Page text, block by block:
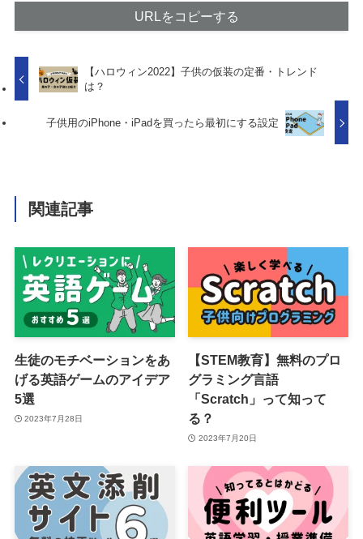
URLをコピーする
【ハロウィン2022】子供の仮装の定番・トレンド
は？
子供用のiPhone・iPadを買ったら最初にする設定
関連記事
生徒のモチベーションをあ
げる英語ゲームのアイデア
5選
2023年7月28日
【STEM教育】無料のプロ
グラミング言語
「Scratch」って知って
る？
2023年7月20日